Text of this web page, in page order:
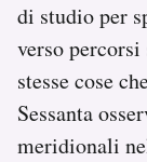
di studio per
verso
stesse cose
Sessanta
meridionali